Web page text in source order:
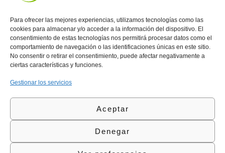
Para ofrecer las mejores experiencias, utilizamos tecnologías como las
cookies para almacenar y/o acceder a la información del dispositivo. El
consentimiento de estas tecnologías nos permitirá procesar datos como el
comportamiento de navegación o las identificaciones únicas en este sitio.
No consentir o retirar el consentimiento, puede afectar negativamente a
ciertas características y funciones.
Gestionar los servicios
Aceptar
Denegar
Conocenos
Vitae
l
Área
Política
de
Política
Calidad
(+34)
935
©Vitae Health Innovation S.L. Todos los derechos